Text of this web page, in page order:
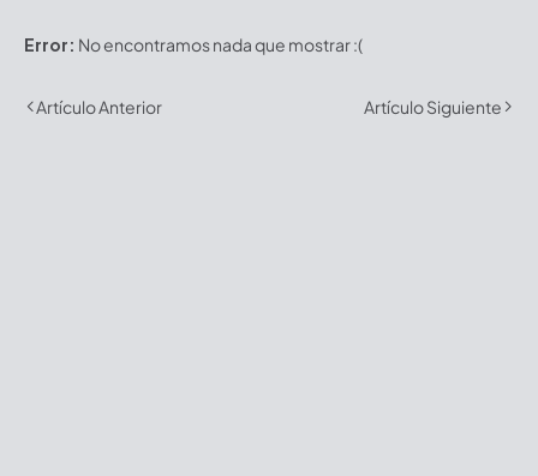
Error: No encontramos nada que mostrar :(
Artículo Anterior Artículo Siguiente